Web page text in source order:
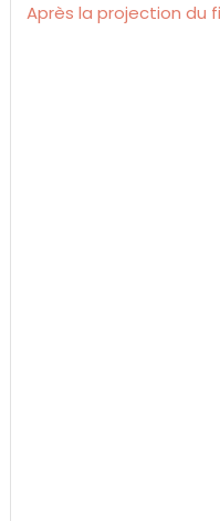
Après la projection du